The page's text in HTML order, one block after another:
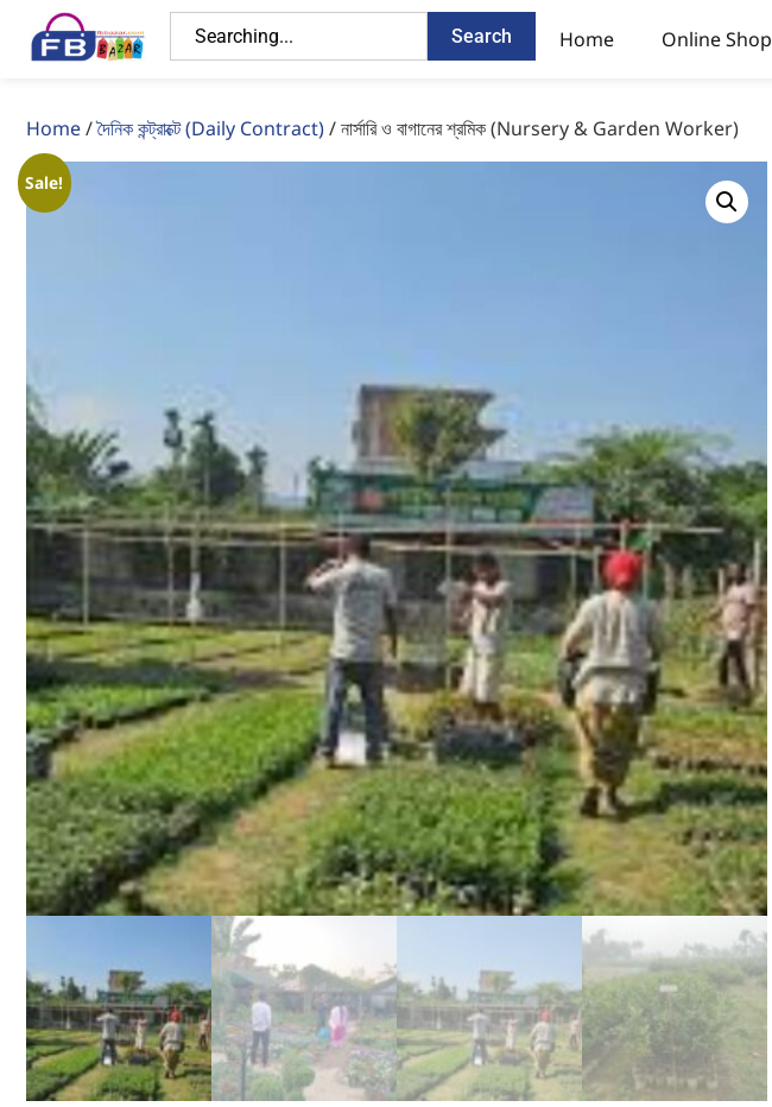
Search Home Online Shop
Home/দৈনিক কন্ট্রাক্টে (Daily Contract)/ নার্সারি ও বাগানের শ্রমিক (Nursery & Garden Worker)
Sale!